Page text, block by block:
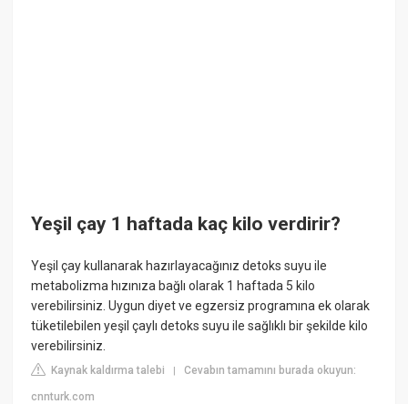
Yeşil çay 1 haftada kaç kilo verdirir?
Yeşil çay kullanarak hazırlayacağınız detoks suyu ile
metabolizma hızınıza bağlı olarak 1 haftada 5 kilo
verebilirsiniz. Uygun diyet ve egzersiz programına ek olarak
tüketilebilen yeşil çaylı detoks suyu ile sağlıklı bir şekilde kilo
verebilirsiniz.
Kaynak kaldırma talebi |Cevabın tamamını burada okuyun:
cnnturk.com